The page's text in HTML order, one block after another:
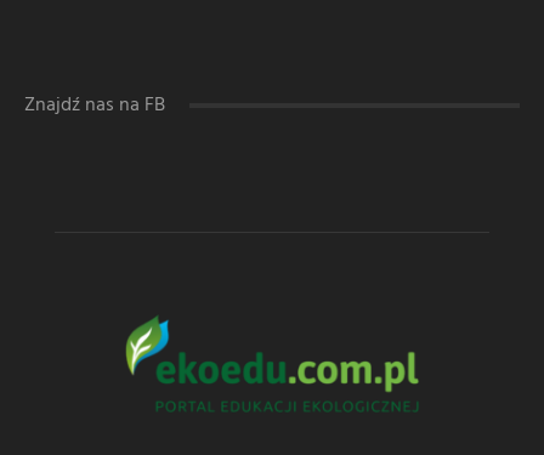
Znajdź nas na FB